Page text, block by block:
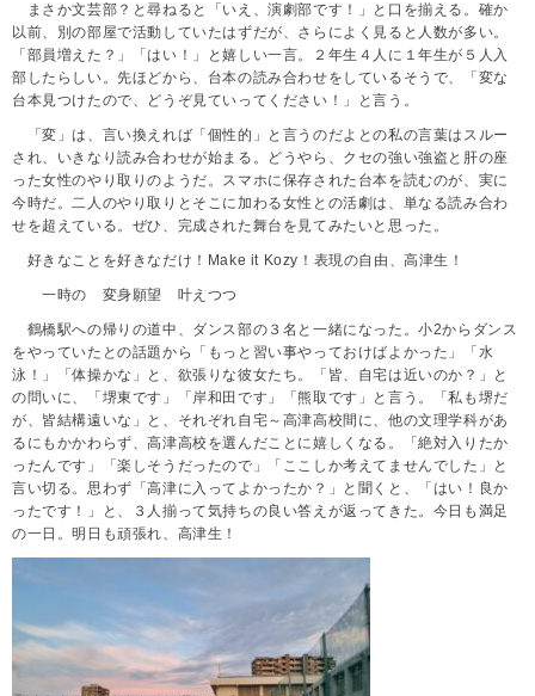
まさか文芸部？と尋ねると「いえ、演劇部です！」と口を揃える。確か
以前、別の部屋で活動していたはずだが、さらによく見ると人数が多い。
「部員増えた？」「はい！」と嬉しい一言。２年生４人に１年生が５人入
部したらしい。先ほどから、台本の読み合わせをしているそうで、「変な
台本見つけたので、どうぞ見ていってください！」と言う。
「変」は、言い換えれば「個性的」と言うのだよとの私の言葉はスルー
され、いきなり読み合わせが始まる。どうやら、クセの強い強盗と肝の座
った女性のやり取りのようだ。スマホに保存された台本を読むのが、実に
今時だ。二人のやり取りとそこに加わる女性との活劇は、単なる読み合わ
せを超えている。ぜひ、完成された舞台を見てみたいと思った。
好きなことを好きなだけ！Make it Kozy！表現の自由、高津生！
一時の 変身願望 叶えつつ
鶴橋駅への帰りの道中、ダンス部の３名と一緒になった。小2からダンス
をやっていたとの話題から「もっと習い事やっておけばよかった」「水
泳！」「体操かな」と、欲張りな彼女たち。「皆、自宅は近いのか？」と
の問いに、「堺東です」「岸和田です」「熊取です」と言う。「私も堺だ
が、皆結構遠いな」と、それぞれ自宅～高津高校間に、他の文理学科があ
るにもかかわらず、高津高校を選んだことに嬉しくなる。「絶対入りたか
ったんです」「楽しそうだったので」「ここしか考えてませんでした」と
言い切る。思わず「高津に入ってよかったか？」と聞くと、「はい！良か
ったです！」と、３人揃って気持ちの良い答えが返ってきた。今日も満足
の一日。明日も頑張れ、高津生！